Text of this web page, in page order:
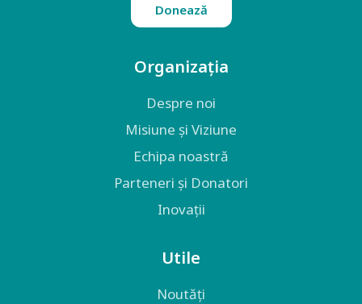
Donează
Organizația
Despre noi
Misiune și Viziune
Echipa noastră
Parteneri și Donatori
Inovații
Utile
Noutăți